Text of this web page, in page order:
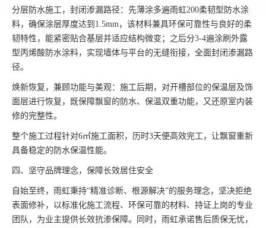
分层防水施工，封闭渗漏路径：先薄涂多遍雨虹200柔韧型防水涂
料，确保涂层厚度达到1.5mm，该材料兼具环保可靠性与良好的柔
韧特性，能紧密贴合基层并适应结构微变；之后分3-4遍涂刷外露
型丙烯酸防水涂料，实现墙体与平台的无缝衔接，全面封闭渗漏路
径。
焕新恢复，兼顾功能与美观：施工后期，对开槽部位的保温层及饰
面层进行恢复，既保障飘窗的防水、保温双重功能，又还原室内装
修的完整性。
整个施工过程针对6㎡施工面积，历时3天便高效完工，让飘窗重新
具备稳定的防水保温性能。
四、坚守品牌理念，保障长效居住安全
自始至终，雨虹秉持“精准诊断、根源解决”的服务理念，坚决拒绝
表面修补，以标准化施工流程、环保可靠的材料、持证上岗的专业
团队，为业主提供长效抗渗保障。同时，雨虹承诺售后质保无忧，